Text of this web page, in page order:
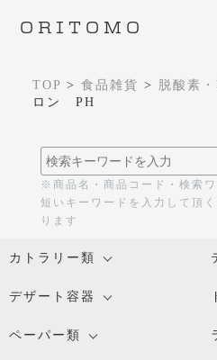
ORITOMO
TOP > 食品雑貨 > 脱酸素・
ロン PH
※商品名・商品コード・検索
短いキーワードを入力して頂
ります
カトラリー類
デザート容器
ペーパー類